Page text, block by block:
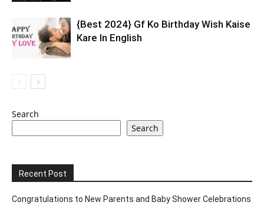
{Best 2024} Gf Ko Birthday Wish Kaise
Kare In English
Search
Search
Recent Post
Congratulations to New Parents and Baby Shower Celebrations